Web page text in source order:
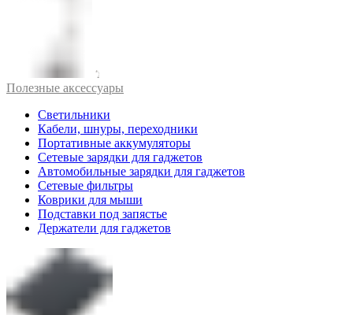
Полезные аксессуары
Светильники
Кабели, шнуры, переходники
Портативные аккумуляторы
Сетевые зарядки для гаджетов
Автомобильные зарядки для гаджетов
Сетевые фильтры
Коврики для мыши
Подставки под запястье
Держатели для гаджетов